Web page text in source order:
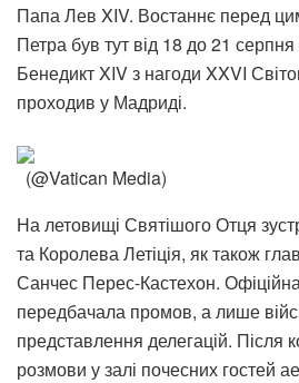
Папа Лев XIV. Востаннє перед
Петра був тут від 18 до 21
Бенедикт XIV з нагоди XXVI
проходив у Мадриді.
(@Vatican Media)
На летовищі Святішого Отця
та Королева Летіція, як також
Санчес Перес-Кастехон. Офіційна
передбачала промов, а лише
представлення делегацій. Після
розмови у залі почесних гостей